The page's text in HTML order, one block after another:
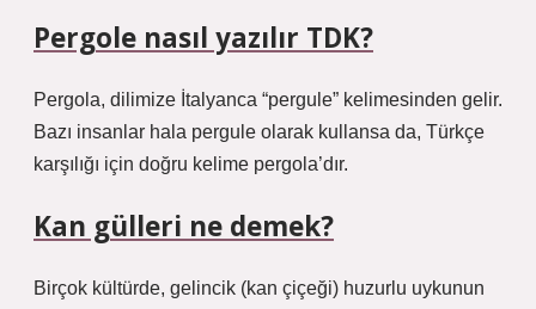
Pergole nasıl yazılır TDK?
Pergola, dilimize İtalyanca “pergule” kelimesinden gelir.
Bazı insanlar hala pergule olarak kullansa da, Türkçe
karşılığı için doğru kelime pergola’dır.
Kan gülleri ne demek?
Birçok kültürde, gelincik (kan çiçeği) huzurlu uykunun